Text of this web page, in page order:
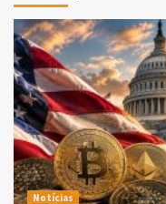
Notícias